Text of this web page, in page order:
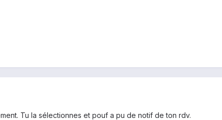
Tu la sélectionnes et pouf a pu de notif de ton rdv.